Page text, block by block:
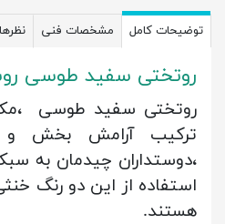
توضیحات کامل مشخصات فنی
روتختی سفید طوسی
روتختی سفید طوسی
ترکیب آرامش بخش و
،دوستداران چیدمان به
استفاده از این دو رنگ
هستند.